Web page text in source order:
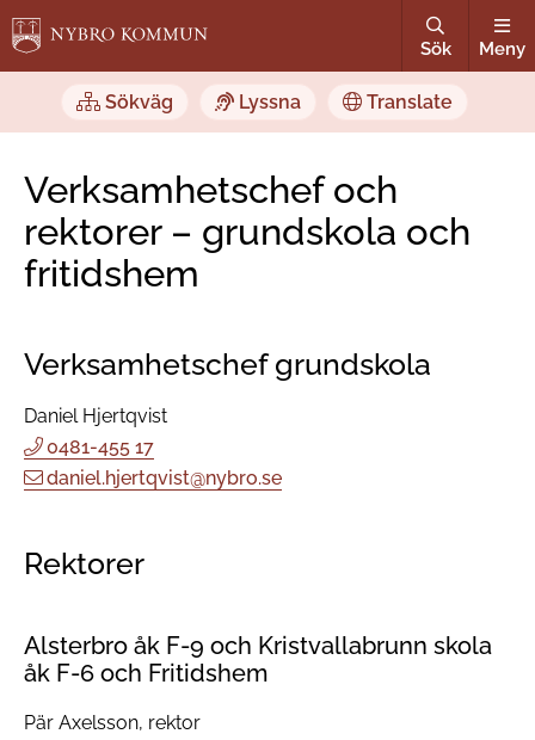
Sök Meny
Sökväg Lyssna Translate
Verksamhetschef och
rektorer – grundskola och
fritidshem
Verksamhetschef grundskola
Daniel Hjertqvist
0481-455 17
daniel.hjertqvist@nybro.se
Rektorer
Alsterbro åk F-9 och Kristvallabrunn skola
åk F-6 och Fritidshem
Pär Axelsson, rektor